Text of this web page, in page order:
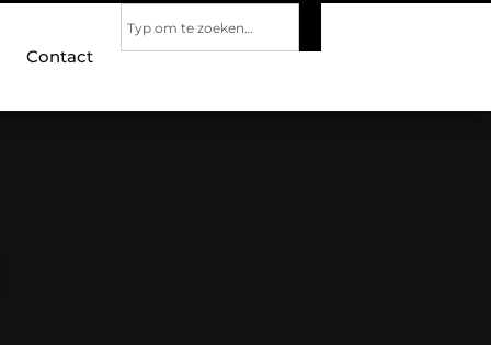
Contact